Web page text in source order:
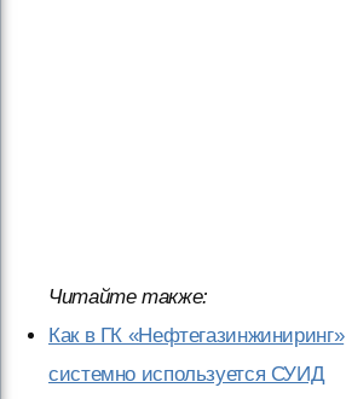
Читайте также:
Как в ГК «Нефтегазинжиниринг»
системно используется СУИД